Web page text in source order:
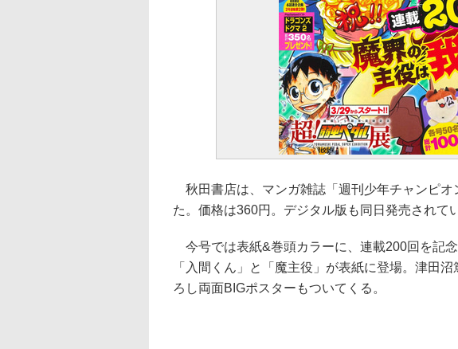
秋田書店は、マンガ雑誌「週刊少年チャンピオ
た。価格は360円。デジタル版も同日発売されて
今号では表紙&巻頭カラーに、連載200回を記
「入間くん」と「魔主役」が表紙に登場。津田
ろし両面BIGポスターもついてくる。